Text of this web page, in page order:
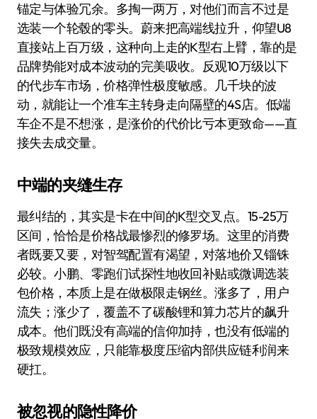
锚定与体验冗余。多掏一两万，对他们而言不过是
选装一个轮毂的零头。蔚来把高端线拉升，仰望U8
直接站上百万级，这种向上走的K型右上臂，靠的是
品牌势能对成本波动的完美吸收。反观10万级以下
的代步车市场，价格弹性极度敏感。几千块的波
动，就能让一个准车主转身走向隔壁的4S店。低端
车企不是不想涨，是涨价的代价比亏本更致命——直
接失去成交量。
中端的夹缝生存
最纠结的，其实是卡在中间的K型交叉点。15-25万
区间，恰恰是价格战最惨烈的修罗场。这里的消费
者既要又要，对智驾配置有渴望，对落地价又锱铢
必较。小鹏、零跑们试探性地收回补贴或微调选装
包价格，本质上是在做极限走钢丝。涨多了，用户
流失；涨少了，覆盖不了碳酸锂和算力芯片的飙升
成本。他们既没有高端的信仰加持，也没有低端的
极致规模效应，只能靠极度压缩内部供应链利润来
硬扛。
被忽视的隐性降价